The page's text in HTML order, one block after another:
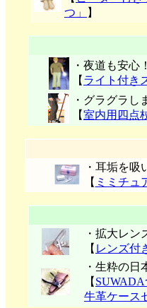
つ」
】
・夜道も安心！
【 ライト付き
・グラグラし
【室内用四点
・耳垢を吸
【 ミミチュ
・拡大レン
【 レンズ付
・生粋の日
【
牛革ケース